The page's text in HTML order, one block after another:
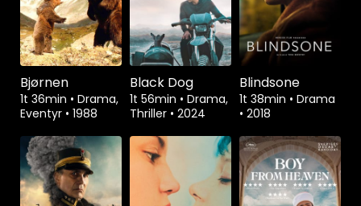
Bjørnen
1t 36min • Drama,
Eventyr • 1988
Black Dog
1t 56min • Drama,
Thriller • 2024
Blindsone
1t 38min • Drama
• 2018